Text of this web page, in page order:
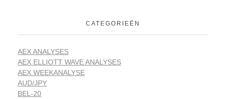
CATEGORIEËN
AEX ANALYSES
AEX ELLIOTT WAVE ANALYSES
AEX WEEKANALYSE
AUD/JPY
BEL-20